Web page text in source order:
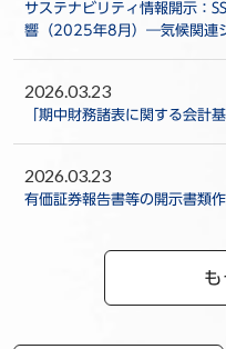
サステナビリティ情報開示：
響（2025年8月）―気候関連
2026.03.23
「期中財務諸表に関する会計
2026.03.23
有価証券報告書等の開示書類
も